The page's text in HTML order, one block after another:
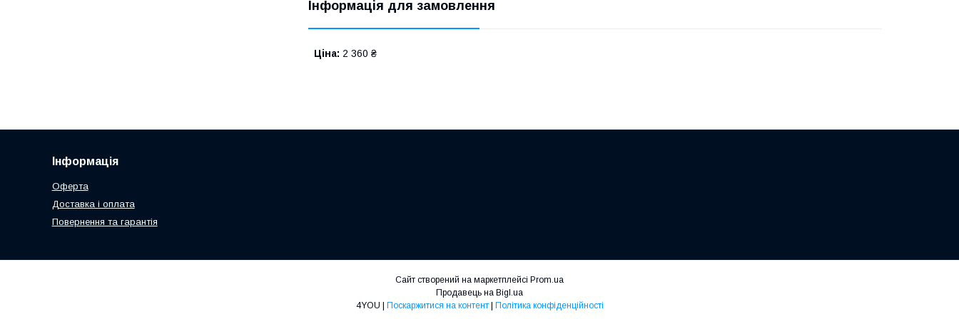
Інформація для замовлення
Ціна: 2 360 ₴
Інформація
Оферта
Доставка і оплата
Повернення та гарантія
Сайт створений на маркетплейсі Prom.ua
Продавець на Bigl.ua
4YOU | Поскаржитися на контент | Політика конфіденційності